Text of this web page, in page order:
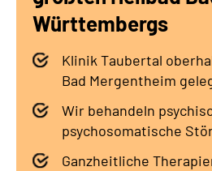
Leichte Sprache
Gebärdensprache
Württembergs
Klinik Taubertal
Bad Mergentheim
Wir behandeln
psychosomatische
Ganzheitliche